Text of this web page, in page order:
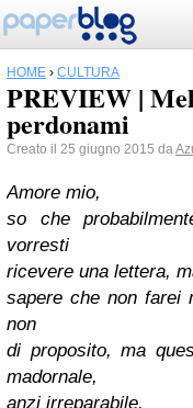
HOME › CULTURA
PREVIEW |
perdonami
Creato il 25 giugno 2015 da
Amore mio,
so che
vorresti
ricevere una lettera,
sapere che non farei
non
di proposito, ma
madornale,
anzi irreparabile.